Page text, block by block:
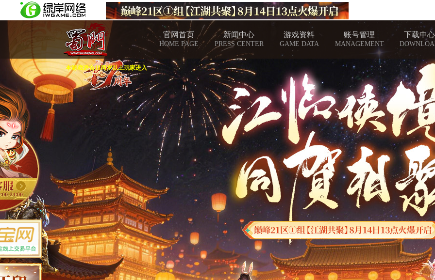
官网首页
HOME PAGE
新闻中心
PRESS CENTER
游戏资料
GAME DATA
账号管理
MANAGEMENT
下载中心
本游戏适合18周岁以上玩家进入